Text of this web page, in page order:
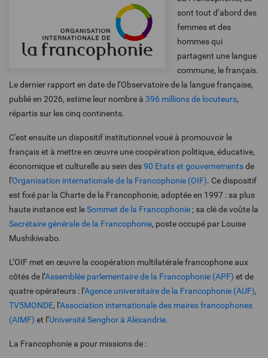
sont tout d’abord des
femmes et des
hommes qui
partagent une langue
commune, le français.
Le dernier rapport en date de l’Observatoire de la langue française,
publié en 2026, estime leur nombre à 396 millions de locuteurs,
répartis sur les cinq continents.
C'est ensuite un dispositif institutionnel voué à promouvoir le
français et à mettre en œuvre une coopération politique, éducative,
économique et culturelle au sein des90 Etats et gouvernementsde
l'Organisation internationale de la Francophonie (OIF). Ce dispositif
est fixé par la Charte de la Francophonie, adoptée en 1997 : sa plus
haute instance est leSommet de la Francophonie ; sa clé de voûte la
Secrétaire générale de la Francophonie, poste occupé par Louise
Mushikiwabo.
L’OIF met en œuvre la coopération multilatérale francophone aux
côtés de l’Assemblée parlementaire de la Francophonie (APF) et de
quatre opérateurs : l’Agence universitaire de la Francophonie (AUF),
TV5MONDE, l’Association internationale des maires francophones
(AIMF) et l’Université Senghor à Alexandrie.
La Francophonie a pour missions de :